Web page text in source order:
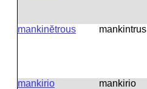
mankinĕtrous
mankintrus
mankirio
mankirio